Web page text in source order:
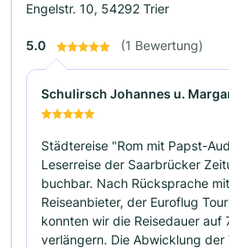
Engelstr. 10, 54292 Trier
5.0 (1 Bewertung)
Schulirsch Johannes u.
Städtereise "Rom mit Papst-
Leserreise der Saarbrücker
buchbar. Nach Rücksprache
Reiseanbieter, der Euroflug
konnten wir die Reisedauer auf
verlängern. Die Abwicklung der